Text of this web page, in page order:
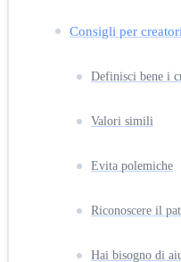
Consigli per
Definisci bene i
Valori simili
Evita polemiche
Riconoscere il
Hai bisogno di